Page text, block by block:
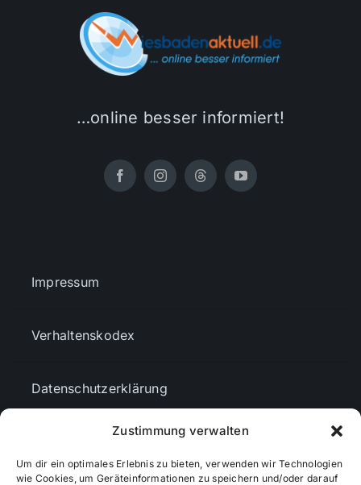
Zustimmung verwalten
Um dir ein optimales Erlebnis zu bieten, verwenden wir Technologien
wie Cookies, um Geräteinformationen zu speichern und/oder darauf
…online besser informiert!
Impressum
Verhaltenskodex
Datenschutzerklärung